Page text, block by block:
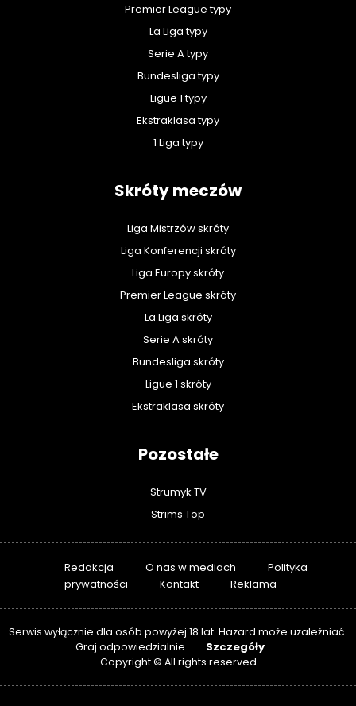
Premier League typy
La Liga typy
Serie A typy
Bundesliga typy
Ligue 1 typy
Ekstraklasa typy
1 Liga typy
Skróty meczów
Liga Mistrzów skróty
Liga Konferencji skróty
Liga Europy skróty
Premier League skróty
La Liga skróty
Serie A skróty
Bundesliga skróty
Ligue 1 skróty
Ekstraklasa skróty
Pozostałe
Strumyk TV
Strims Top
Redakcja O nas w mediach
Polityka
prywatności
Kontakt Reklama
Serwis wyłącznie dla osób powyżej 18 lat. Hazard może uzależniać.
Graj odpowiedzialnie.
Szczegóły
Copyright © All rights reserved